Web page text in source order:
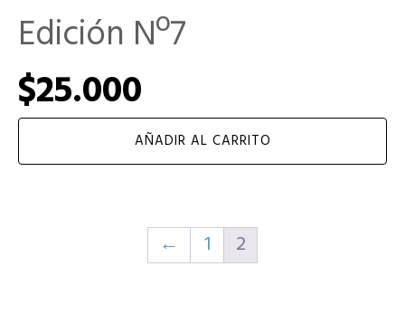
Edición Nº7
$25.000
AÑADIR AL CARRITO
← 1 2